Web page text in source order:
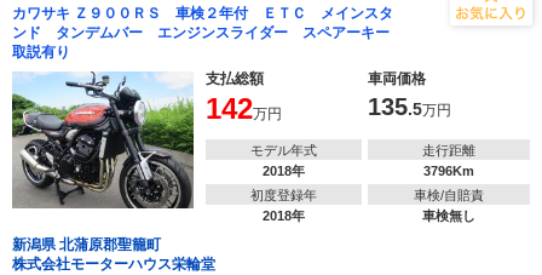
カワサキ Ｚ９００ＲＳ 車検２年付 ＥＴＣ メインスタ
ンド タンデムバー エンジンスライダー スペアーキー
取説有り
支払総額
車両価格
142万円 135.5万円
モデル年式
2018年
走行距離
3796Km
初度登録年
2018年
車検/自賠責
車検無し
新潟県 北蒲原郡聖籠町
株式会社モーターハウス栄輪堂